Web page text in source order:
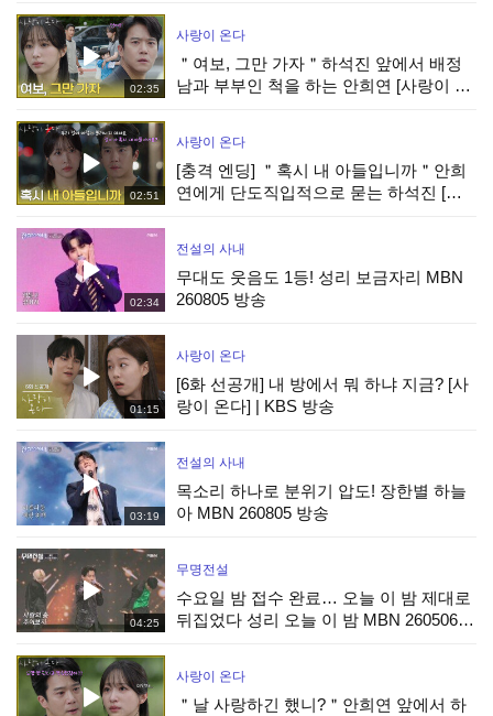
02:35
사랑이 온다
＂여보, 그만 가자＂하석진 앞에서 배정
남과 부부인 척을 하는 안희연 [사랑이 온
02:51
사랑이 온다
[충격 엔딩] ＂혹시 내 아들입니까＂안희
연에게 단도직입적으로 묻는 하석진 [사
02:34
전설의 사내
무대도 웃음도 1등! 성리 보금자리 MBN
260805 방송
01:15
사랑이 온다
[6화 선공개] 내 방에서 뭐 하냐 지금? [사
랑이 온다] | KBS 방송
03:19
전설의 사내
목소리 하나로 분위기 압도! 장한별 하늘
아 MBN 260805 방송
04:25
무명전설
수요일 밤 접수 완료… 오늘 이 밤 제대로
뒤집었다 성리 오늘 이 밤 MBN 260506
사랑이 온다
＂날 사랑하긴 했니?＂안희연 앞에서 하